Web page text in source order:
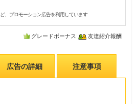
、プロモーション広告を利用しています
グレードボーナス 友達紹介報酬
広告の詳細 注意事項